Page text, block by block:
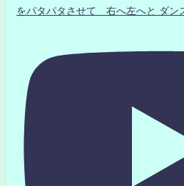
をパタパタさせて 右へ左へと ダン